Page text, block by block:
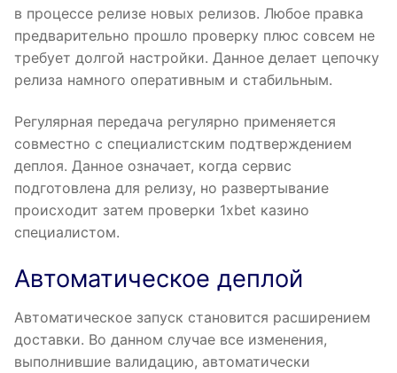
в процессе релизе новых релизов. Любое правка
предварительно прошло проверку плюс совсем не
требует долгой настройки. Данное делает цепочку
релиза намного оперативным и стабильным.
Регулярная передача регулярно применяется
совместно с специалистским подтверждением
деплоя. Данное означает, когда сервис
подготовлена для релизу, но развертывание
происходит затем проверки 1xbet казино
специалистом.
Автоматическое деплой
Автоматическое запуск становится расширением
доставки. Во данном случае все изменения,
выполнившие валидацию, автоматически